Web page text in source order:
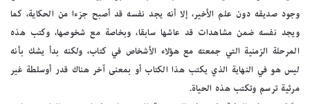
وجود صديقه دون علم الأخير، إلا أنه يجد نفسه قد أصبح جزءا من الحكاية، كما
ويجد نفسه ضمن مشاهدات قد عاشها سابقا، وبخاصة مع شخوصها، وكتب هذه
المرحلة الزمنية التي جمعته مع هؤلاء الأشخاص في كتاب، ولكنه بدأ يشك بأنه
ليس هو في النهاية الذي يكتب هذا الكتاب أو بمعنى آخر هناك قدر أوسلطة غير
مرئية ترسم وتكتب هذه الحياة.